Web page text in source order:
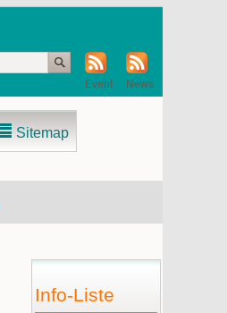
News
Event
Sitemap
Info-Liste